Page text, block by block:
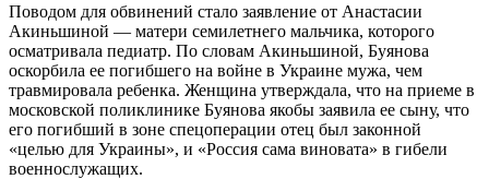
Поводом для обвинений стало заявление от Анастасии
Акиньшиной — матери семилетнего мальчика, которого
осматривала педиатр. По словам Акиньшиной, Буянова
оскорбила ее погибшего на войне в Украине мужа, чем
травмировала ребенка. Женщина утверждала, что на приеме в
московской поликлинике Буянова якобы заявила ее сыну, что
его погибший в зоне спецоперации отец был законной
«целью для Украины», и «Россия сама виновата» в гибели
военнослужащих.